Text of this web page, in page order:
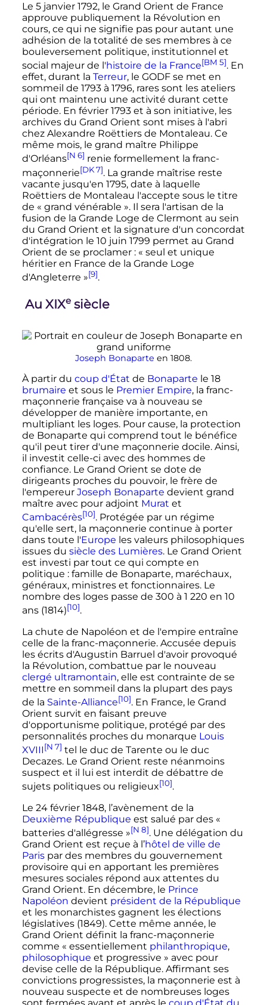
Le 5 janvier 1792, le Grand Orient de France
approuve publiquement la Révolution en
cours, ce qui ne signifie pas pour autant une
adhésion de la totalité de ses membres à ce
bouleversement politique, institutionnel et
social majeur de l'histoire de la France[BM 5]. En
effet, durant la Terreur, le GODF se met en
sommeil de 1793à 1796, rares sont les ateliers
qui ont maintenu une activité durant cette
période. En février 1793et à son initiative, les
archives du Grand Orient sont mises à l'abri
chez Alexandre Roëttiers de Montaleau. Ce
même mois, le grand maître Philippe
d'Orléans[N 6] renie formellement la franc-
maçonnerie[DK 7]. La grande maîtrise reste
vacante jusqu'en 1795, date à laquelle
Roëttiers de Montaleau l'accepte sous le titre
de « grand vénérable ». Il sera l'artisan de la
fusion de la Grande Loge de Clermont au sein
du Grand Orient et la signature d'un concordat
d'intégration le 10 juin 1799 permet au Grand
Orient de se proclamer : « seul et unique
héritier en France de la Grande Loge
d'Angleterre »[9].
Au XIXe siècle
Joseph Bonaparte en 1808.
À partir du coup d'État de Bonaparte le 18
brumaire et sous le Premier Empire, la franc-
maçonnerie française va à nouveau se
développer de manière importante, en
multipliant les loges. Pour cause, la protection
de Bonaparte qui comprend tout le bénéfice
qu'il peut tirer d'une maçonnerie docile. Ainsi,
il investit celle-ci avec des hommes de
confiance. Le Grand Orient se dote de
dirigeants proches du pouvoir, le frère de
l'empereur Joseph Bonaparte devient grand
maître avec pour adjoint Murat et
Cambacérès[10]. Protégée par un régime
qu'elle sert, la maçonnerie continue à porter
dans toute l'Europe les valeurs philosophiques
issues du siècle des Lumières. Le Grand Orient
est investi par tout ce qui compte en
politique : famille de Bonaparte, maréchaux,
généraux, ministres et fonctionnaires. Le
nombre des loges passe de 300 à 1 220 en 10
ans (1814)[10].
La chute de Napoléon et de l'empire entraîne
celle de la franc-maçonnerie. Accusée depuis
les écrits d'Augustin Barruel d'avoir provoqué
la Révolution, combattue par le nouveau
clergé ultramontain, elle est contrainte de se
mettre en sommeil dans la plupart des pays
de la Sainte-Alliance[10]. En France, le Grand
Orient survit en faisant preuve
d'opportunisme politique, protégé par des
personnalités proches du monarque Louis
XVIII[N 7] tel le duc de Tarente ou le duc
Decazes. Le Grand Orient reste néanmoins
suspect et il lui est interdit de débattre de
sujets politiques ou religieux[10].
Le 24 février 1848, l’avènement de la
Deuxième République est salué par des «
batteries d'allégresse »[N 8]. Une délégation du
Grand Orient est reçue à l’hôtel de ville de
Parispar des membres du gouvernement
provisoire qui en apportant les premières
mesures sociales répond aux attentes du
Grand Orient. En décembre, le Prince
Napoléon devient président de la République
et les monarchistes gagnent les élections
législatives (1849). Cette même année, le
Grand Orient définit la franc-maçonnerie
comme « essentiellement philanthropique,
philosophique et progressive » avec pour
devise celle de la République. Affirmant ses
convictions progressistes, la maçonnerie est à
nouveau suspecte et de nombreuses loges